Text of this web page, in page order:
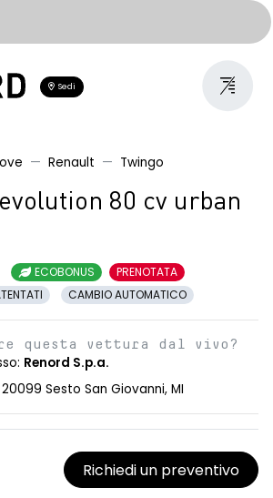
Sedi
Renault Twingo
80 cv urban
ECOBONUS
PRENOTATA
CAMBIO AUTOMATICO
questa vettura dal vivo?
Renord S.p.a.
Sesto San Giovanni, MI
Richiedi un preventivo